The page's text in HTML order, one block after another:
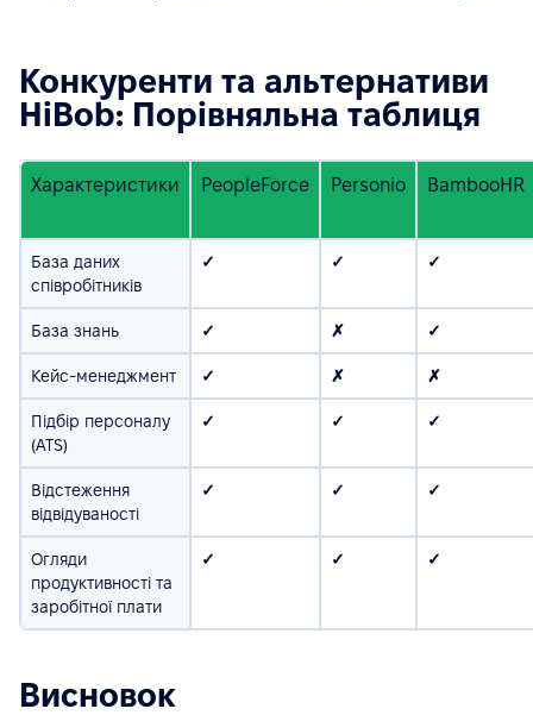
Конкуренти та альтернативи
HiBob: Порівняльна таблиця
Характеристики PeopleForce Personio BambooHR
База даних
співробітників
✓ ✓ ✓
База знань ✓ ✗ ✓
Кейс-менеджмент ✓ ✗ ✗
Підбір персоналу
(ATS)
✓ ✓ ✓
Відстеження
відвідуваності
✓ ✓ ✓
Огляди
продуктивності та
заробітної плати
✓ ✓ ✓
Висновок